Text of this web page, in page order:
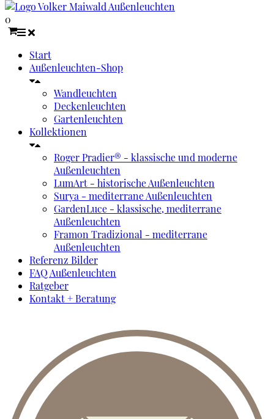
0
Start
Außenleuchten-Shop
Wandleuchten
Deckenleuchten
Gartenleuchten
Kollektionen
Roger Pradier® - klassische und moderne
Außenleuchten
LumArt - historische Außenleuchten
Surya - mediterrane Außenleuchten
GardenLuce - klassische, mediterrane
Außenleuchten
Framon Tradizional - mediterrane
Außenleuchten
Referenz Bilder
FAQ Außenleuchten
Ratgeber
Kontakt + Beratung